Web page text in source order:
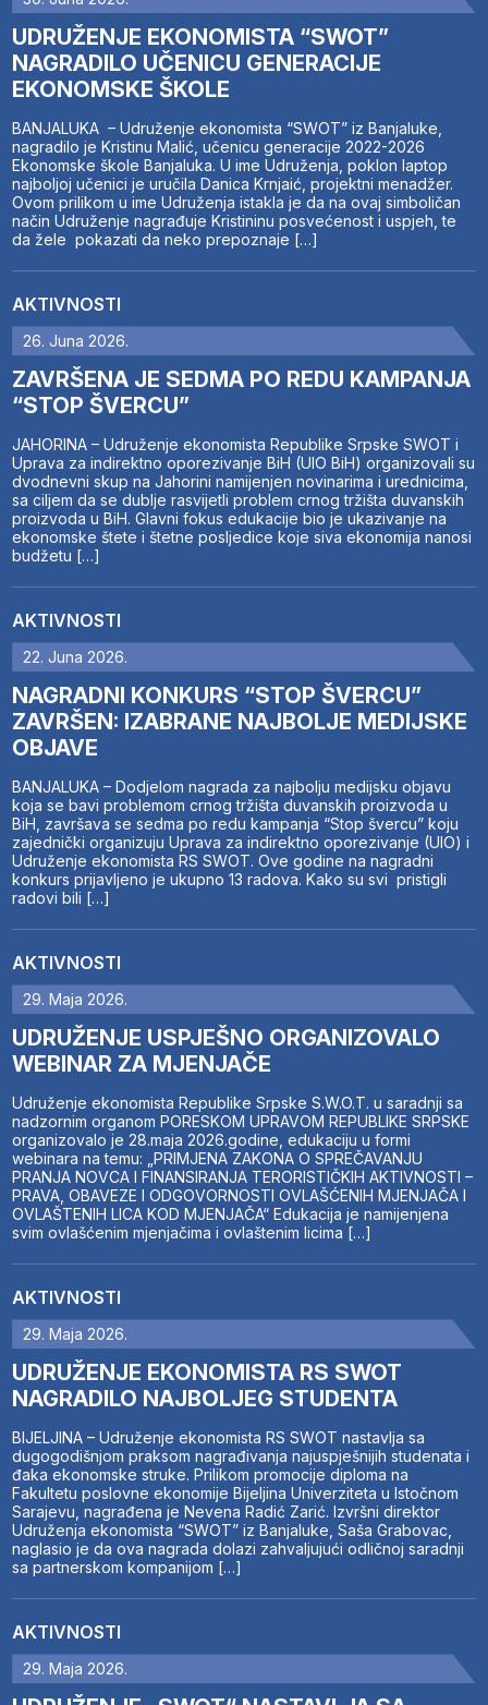
UDRUŽENJE EKONOMISTA “SWOT”
NAGRADILO UČENICU GENERACIJE
EKONOMSKE ŠKOLE
BANJALUKA – Udruženje ekonomista “SWOT” iz Banjaluke,
nagradilo je Kristinu Malić, učenicu generacije 2022-2026
Ekonomske škole Banjaluka. U ime Udruženja, poklon laptop
najboljoj učenici je uručila Danica Krnjaić, projektni menadžer.
Ovom prilikom u ime Udruženja istakla je da na ovaj simboličan
način Udruženje nagrađuje Kristininu posvećenost i uspjeh, te
da žele pokazati da neko prepoznaje […]
AKTIVNOSTI
26. Juna 2026.
ZAVRŠENA JE SEDMA PO REDU KAMPANJA
“STOP ŠVERCU”
JAHORINA – Udruženje ekonomista Republike Srpske SWOT i
Uprava za indirektno oporezivanje BiH (UIO BiH) organizovali su
dvodnevni skup na Jahorini namijenjen novinarima i urednicima,
sa ciljem da se dublje rasvijetli problem crnog tržišta duvanskih
proizvoda u BiH. Glavni fokus edukacije bio je ukazivanje na
ekonomske štete i štetne posljedice koje siva ekonomija nanosi
budžetu […]
AKTIVNOSTI
22. Juna 2026.
NAGRADNI KONKURS “STOP ŠVERCU”
ZAVRŠEN: IZABRANE NAJBOLJE MEDIJSKE
OBJAVE
BANJALUKA – Dodjelom nagrada za najbolju medijsku objavu
koja se bavi problemom crnog tržišta duvanskih proizvoda u
BiH, završava se sedma po redu kampanja “Stop švercu” koju
zajednički organizuju Uprava za indirektno oporezivanje (UIO) i
Udruženje ekonomista RS SWOT. Ove godine na nagradni
konkurs prijavljeno je ukupno 13 radova. Kako su svi pristigli
radovi bili […]
AKTIVNOSTI
29. Maja 2026.
UDRUŽENJE USPJEŠNO ORGANIZOVALO
WEBINAR ZA MJENJAČE
Udruženje ekonomista Republike Srpske S.W.O.T. u saradnji sa
nadzornim organom PORESKOM UPRAVOM REPUBLIKE SRPSKE
organizovalo je 28.maja 2026.godine, edukaciju u formi
webinara na temu: „PRIMJENA ZAKONA O SPREČAVANJU
PRANJA NOVCA I FINANSIRANJA TERORISTIČKIH AKTIVNOSTI –
PRAVA, OBAVEZE I ODGOVORNOSTI OVLAŠĆENIH MJENJAČA I
OVLAŠTENIH LICA KOD MJENJAČA“ Edukacija je namijenjena
svim ovlašćenim mjenjačima i ovlaštenim licima […]
AKTIVNOSTI
29. Maja 2026.
UDRUŽENJE EKONOMISTA RS SWOT
NAGRADILO NAJBOLJEG STUDENTA
BIJELJINA – Udruženje ekonomista RS SWOT nastavlja sa
dugogodišnjom praksom nagrađivanja najuspješnijih studenata i
đaka ekonomske struke. Prilikom promocije diploma na
Fakultetu poslovne ekonomije Bijeljina Univerziteta u Istočnom
Sarajevu, nagrađena je Nevena Radić Zarić. Izvršni direktor
Udruženja ekonomista “SWOT” iz Banjaluke, Saša Grabovac,
naglasio je da ova nagrada dolazi zahvaljujući odličnoj saradnji
sa partnerskom kompanijom […]
AKTIVNOSTI
29. Maja 2026.